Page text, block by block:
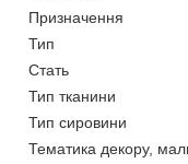
Призначення
Тип
Стать
Тип тканини
Тип сировини
Тематика декору,